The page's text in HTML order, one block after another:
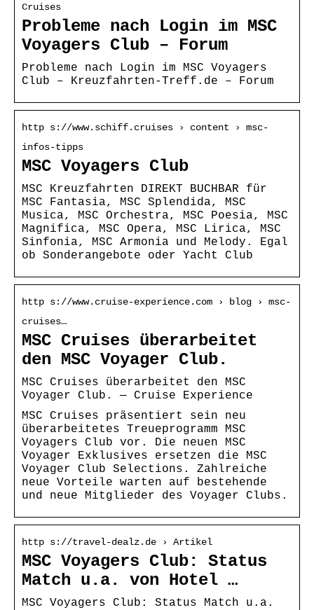
Cruises
Probleme nach Login im MSC
Voyagers Club – Forum
Probleme nach Login im MSC Voyagers
Club – Kreuzfahrten-Treff.de – Forum
http s://www.schiff.cruises › content › msc-
infos-tipps
MSC Voyagers Club
MSC Kreuzfahrten DIREKT BUCHBAR für
MSC Fantasia, MSC Splendida, MSC
Musica, MSC Orchestra, MSC Poesia, MSC
Magnifica, MSC Opera, MSC Lirica, MSC
Sinfonia, MSC Armonia und Melody. Egal
ob Sonderangebote oder Yacht Club
http s://www.cruise-experience.com › blog › msc-
cruises…
MSC Cruises überarbeitet
den MSC Voyager Club.
MSC Cruises überarbeitet den MSC
Voyager Club. — Cruise Experience
MSC Cruises präsentiert sein neu
überarbeitetes Treueprogramm MSC
Voyagers Club vor. Die neuen MSC
Voyager Exklusives ersetzen die MSC
Voyager Club Selections. Zahlreiche
neue Vorteile warten auf bestehende
und neue Mitglieder des Voyager Clubs.
http s://travel-dealz.de › Artikel
MSC Voyagers Club: Status
Match u.a. von Hotel …
MSC Voyagers Club: Status Match u.a.